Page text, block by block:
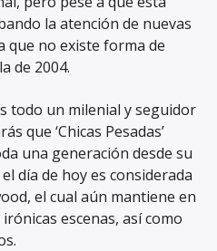
la atención de nuevas
que no existe forma de
de 2004.
todo un milenial y seguidor
que ‘Chicas Pesadas’
una generación desde su
día de hoy es considerada
el cual aún mantiene en
escenas, así como